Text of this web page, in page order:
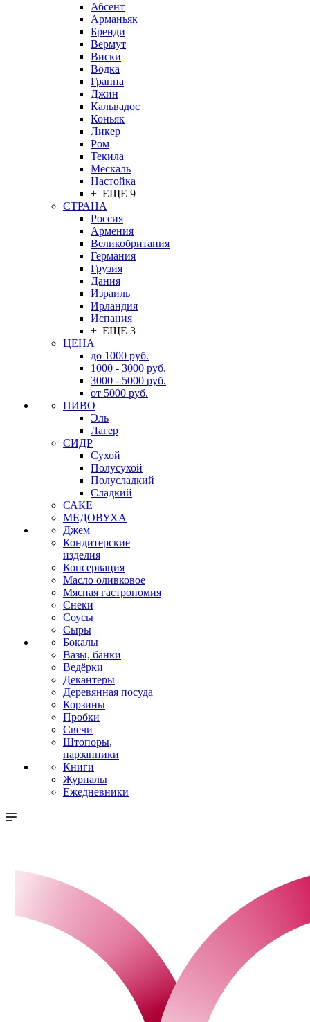
Абсент
Арманьяк
Бренди
Вермут
Виски
Водка
Граппа
Джин
Кальвадос
Коньяк
Ликер
Ром
Текила
Мескаль
Настойка
+ ЕЩЕ 9
СТРАНА
Россия
Армения
Великобритания
Германия
Грузия
Дания
Израиль
Ирландия
Испания
+ ЕЩЕ 3
ЦЕНА
до 1000 руб.
1000 - 3000 руб.
3000 - 5000 руб.
от 5000 руб.
ПИВО
Эль
Лагер
СИДР
Сухой
Полусухой
Полусладкий
Сладкий
САКЕ
МЕДОВУХА
Джем
Кондитерские
изделия
Консервация
Масло оливковое
Мясная гастрономия
Снеки
Соусы
Сыры
Бокалы
Вазы, банки
Ведёрки
Декантеры
Деревянная посуда
Корзины
Пробки
Свечи
Штопоры,
нарзанники
Книги
Журналы
Ежедневники